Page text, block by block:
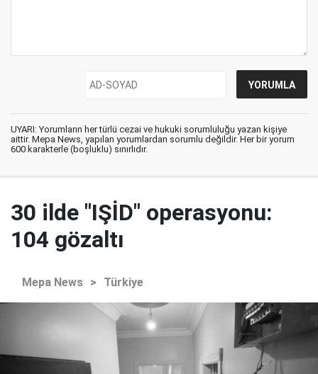
UYARI: Yorumların her türlü cezai ve hukuki sorumluluğu yazan kişiye
aittir. Mepa News, yapılan yorumlardan sorumlu değildir. Her bir yorum
600 karakterle (boşluklu) sınırlıdır.
30 ilde "IŞİD" operasyonu:
104 gözaltı
Mepa News > Türkiye